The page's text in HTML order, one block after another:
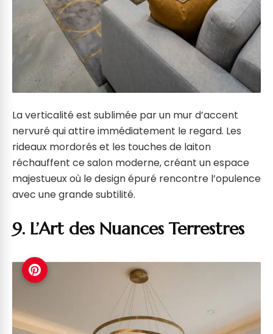
La verticalité est sublimée par un mur d’accent
nervuré qui attire immédiatement le regard. Les
rideaux mordorés et les touches de laiton
réchauffent ce salon moderne, créant un espace
majestueux où le design épuré rencontre l’opulence
avec une grande subtilité.
9. L’Art des Nuances Terrestres